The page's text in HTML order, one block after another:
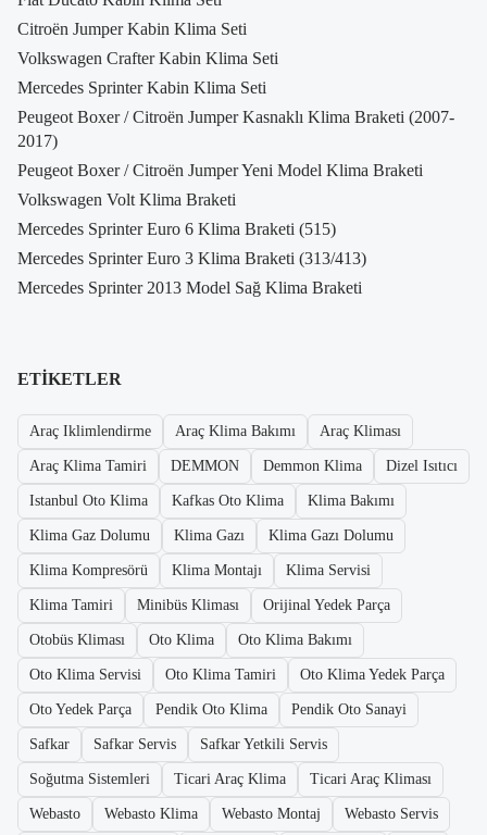
Citroën Jumper Kabin Klima Seti
Volkswagen Crafter Kabin Klima Seti
Mercedes Sprinter Kabin Klima Seti
Peugeot Boxer / Citroën Jumper Kasnaklı Klima Braketi (2007-
2017)
Peugeot Boxer / Citroën Jumper Yeni Model Klima Braketi
Volkswagen Volt Klima Braketi
Mercedes Sprinter Euro 6 Klima Braketi (515)
Mercedes Sprinter Euro 3 Klima Braketi (313/413)
Mercedes Sprinter 2013 Model Sağ Klima Braketi
ETIKETLER
Araç Iklimlendirme Araç Klima Bakımı Araç Kliması
Araç Klima Tamiri DEMMON Demmon Klima Dizel Isıtıcı
Istanbul Oto Klima Kafkas Oto Klima Klima Bakımı
Klima Gaz Dolumu Klima Gazı Klima Gazı Dolumu
Klima Kompresörü Klima Montajı Klima Servisi
Klima Tamiri Minibüs Kliması Orijinal Yedek Parça
Otobüs Kliması Oto Klima Oto Klima Bakımı
Oto Klima Servisi Oto Klima Tamiri Oto Klima Yedek Parça
Oto Yedek Parça Pendik Oto Klima Pendik Oto Sanayi
Safkar Safkar Servis Safkar Yetkili Servis
Soğutma Sistemleri Ticari Araç Klima Ticari Araç Kliması
Webasto Webasto Klima Webasto Montaj Webasto Servis